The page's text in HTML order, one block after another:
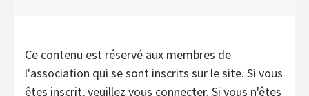
Ce contenu est réservé aux membres de
l'association qui se sont inscrits sur le site. Si vous
êtes inscrit, veuillez vous connecter. Si vous n'êtes